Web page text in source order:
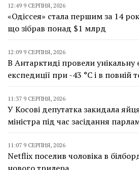
12:49 9 СЕРПНЯ, 2026
«Одіссея» стала першим за 14
що зібрав понад $1 млрд
12:09 9 СЕРПНЯ, 2026
В Антарктиді провели унікальну
експедиції при -43 °C і в повній
11:37 9 СЕРПНЯ, 2026
У Косові депутатка закидала
міністра під час засідання
11:07 9 СЕРПНЯ, 2026
Netflix поселив чоловіка в
нового трилера